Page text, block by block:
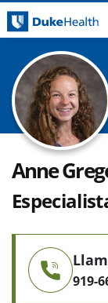
Anne
919-